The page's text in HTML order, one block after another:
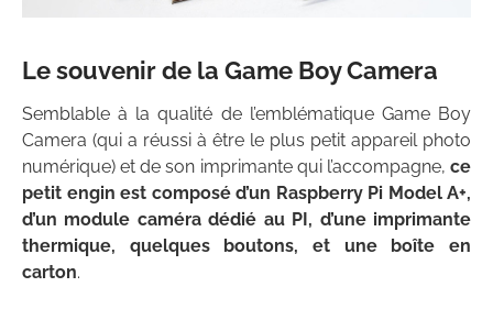
Le souvenir de la Game Boy Camera
Semblable à la qualité de l’emblématique Game Boy
Camera (qui a réussi à être le plus petit appareil photo
numérique) et de son imprimante qui l’accompagne, ce
petit engin est composé d’un Raspberry Pi Model A+,
d’un module caméra dédié au PI, d’une imprimante
thermique, quelques boutons, et une boîte en
carton.